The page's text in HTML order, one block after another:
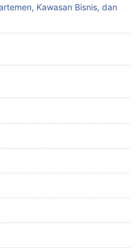
Kawasan Bisnis, dan